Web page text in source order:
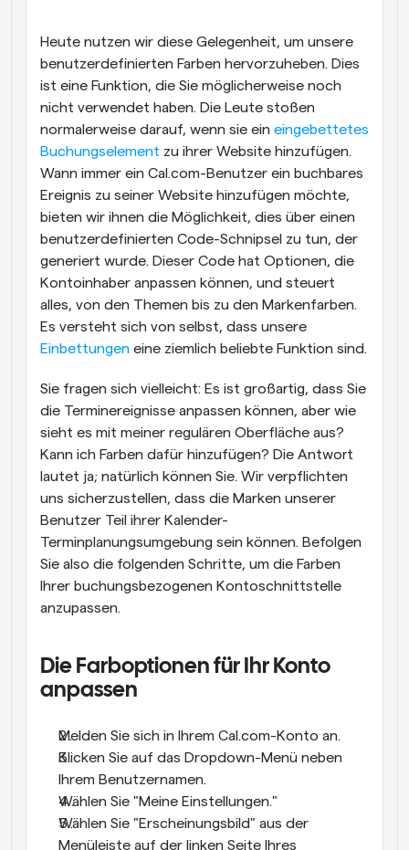
Heute nutzen wir diese Gelegenheit, um unsere
benutzerdefinierten Farben hervorzuheben. Dies
ist eine Funktion, die Sie möglicherweise noch
nicht verwendet haben. Die Leute stoßen
normalerweise darauf, wenn sie ein eingebettetes
Buchungselement zu ihrer Website hinzufügen.
Wann immer ein Cal.com-Benutzer ein buchbares
Ereignis zu seiner Website hinzufügen möchte,
bieten wir ihnen die Möglichkeit, dies über einen
benutzerdefinierten Code-Schnipsel zu tun, der
generiert wurde. Dieser Code hat Optionen, die
Kontoinhaber anpassen können, und steuert
alles, von den Themen bis zu den Markenfarben.
Einbettungen eine ziemlich beliebte Funktion sind.
Sie fragen sich vielleicht: Es ist großartig, dass Sie
die Terminereignisse anpassen können, aber wie
sieht es mit meiner regulären Oberfläche aus?
Kann ich Farben dafür hinzufügen? Die Antwort
lautet ja; natürlich können Sie. Wir verpflichten
uns sicherzustellen, dass die Marken unserer
Benutzer Teil ihrer Kalender-
Terminplanungsumgebung sein können. Befolgen
Sie also die folgenden Schritte, um die Farben
Ihrer buchungsbezogenen Kontoschnittstelle
anzupassen.
Die Farboptionen für Ihr Konto
anpassen
Melden Sie sich in Ihrem Cal.com-Konto an.
Klicken Sie auf das Dropdown-Menü neben
Ihrem Benutzernamen.
Wählen Sie "Meine Einstellungen."
Wählen Sie "Erscheinungsbild" aus der
Menüleiste auf der linken Seite Ihres